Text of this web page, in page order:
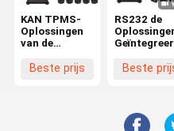
KAN TPMS-
Oplossingen
van de
het Protocol
Beste prijs
RS232 de
203psi van
Beste